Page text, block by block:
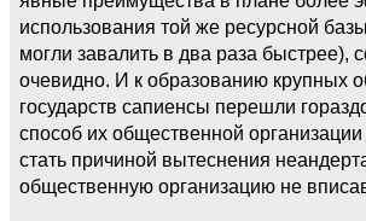
использования той же ресурсной
могли завалить в два раза быстрее),
очевидно. И к образованию крупных
государств сапиенсы перешли
способ их общественной
стать причиной вытеснения
общественную организацию не